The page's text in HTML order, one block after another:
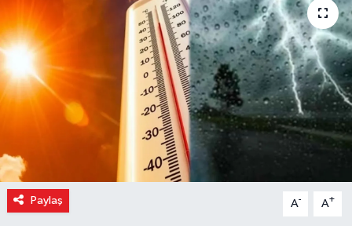
Paylaş A- A+